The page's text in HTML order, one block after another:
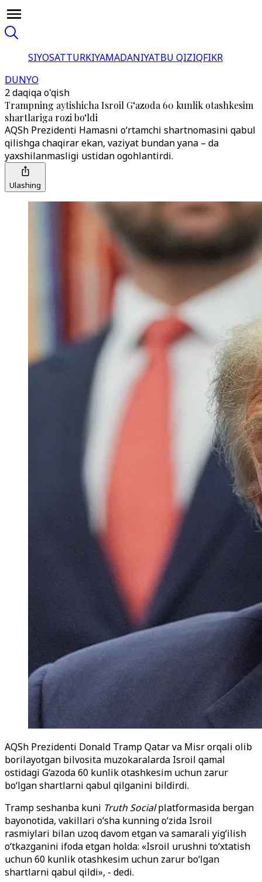
SIYOSATTURKIYAMADANIYATBU QIZIQFIKR
DUNYO
2 daqiqa o'qish
Trampning aytishicha Isroil G‘azoda 60 kunlik otashkesim
shartlariga rozi bo‘ldi
AQSh Prezidenti Hamasni o‘rtamchi shartnomasini qabul
qilishga chaqirar ekan, vaziyat bundan yana – da
yaxshilanmasligi ustidan ogohlantirdi.
Ulashing
AQSh Prezidenti Donald Tramp Qatar va Misr orqali olib
borilayotgan bilvosita muzokaralarda Isroil qamal
ostidagi G‘azoda 60 kunlik otashkesim uchun zarur
bo‘lgan shartlarni qabul qilganini bildirdi.
Tramp seshanba kuni Truth Socialplatformasida bergan
bayonotida, vakillari oʻsha kunning o‘zida Isroil
rasmiylari bilan uzoq davom etgan va samarali yig‘ilish
oʻtkazganini ifoda etgan holda: «Isroil urushni to‘xtatish
uchun 60 kunlik otashkesim uchun zarur bo‘lgan
shartlarni qabul qildi», - dedi.